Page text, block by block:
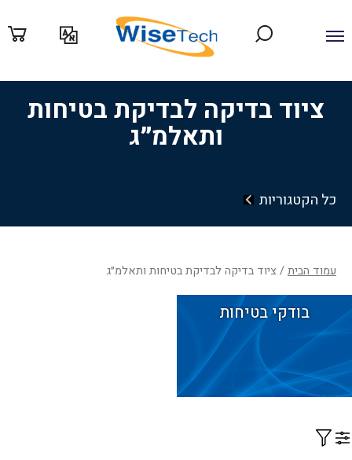
לתוכן
ציוד בדיקה לבדיקת בטיחות
ותאלמ״ג
כל הקטגוריות
עמוד הבית/ ציוד בדיקה לבדיקת בטיחות ותאלמ״ג
בודקי בטיחות